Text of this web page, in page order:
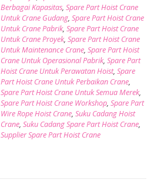
Berbagai Kapasitas, Spare Part Hoist Crane
Untuk Crane Gudang, Spare Part Hoist Crane
Untuk Crane Pabrik, Spare Part Hoist Crane
Untuk Crane Proyek, Spare Part Hoist Crane
Untuk Maintenance Crane, Spare Part Hoist
Crane Untuk Operasional Pabrik, Spare Part
Hoist Crane Untuk Perawatan Hoist, Spare
Part Hoist Crane Untuk Perbaikan Crane,
Spare Part Hoist Crane Untuk Semua Merek,
Spare Part Hoist Crane Workshop, Spare Part
Wire Rope Hoist Crane, Suku Cadang Hoist
Crane, Suku Cadang Spare Part Hoist Crane,
Supplier Spare Part Hoist Crane